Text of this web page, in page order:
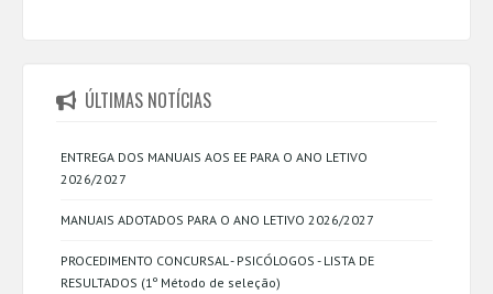
ÚLTIMAS NOTÍCIAS
ENTREGA DOS MANUAIS AOS EE PARA O ANO LETIVO
2026/2027
MANUAIS ADOTADOS PARA O ANO LETIVO 2026/2027
PROCEDIMENTO CONCURSAL - PSICÓLOGOS - LISTA DE
RESULTADOS (1º Método de seleção)